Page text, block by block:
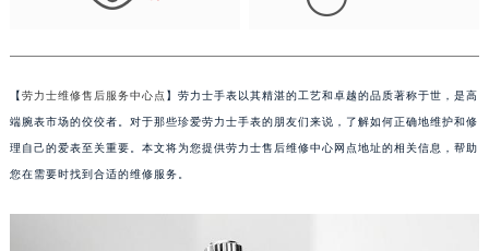
【劳力士维修售后服务中心点 】劳力士手表以其精湛的工艺和卓越的品质著称于世，是高
端腕表市场的佼佼者。对于那些珍爱劳力士手表的朋友们来说，了解如何正确地维护和修
理自己的爱表至关重要。本文将为您提供劳力士售后维修中心网点地址的相关信息，帮助
您在需要时找到合适的维修服务。